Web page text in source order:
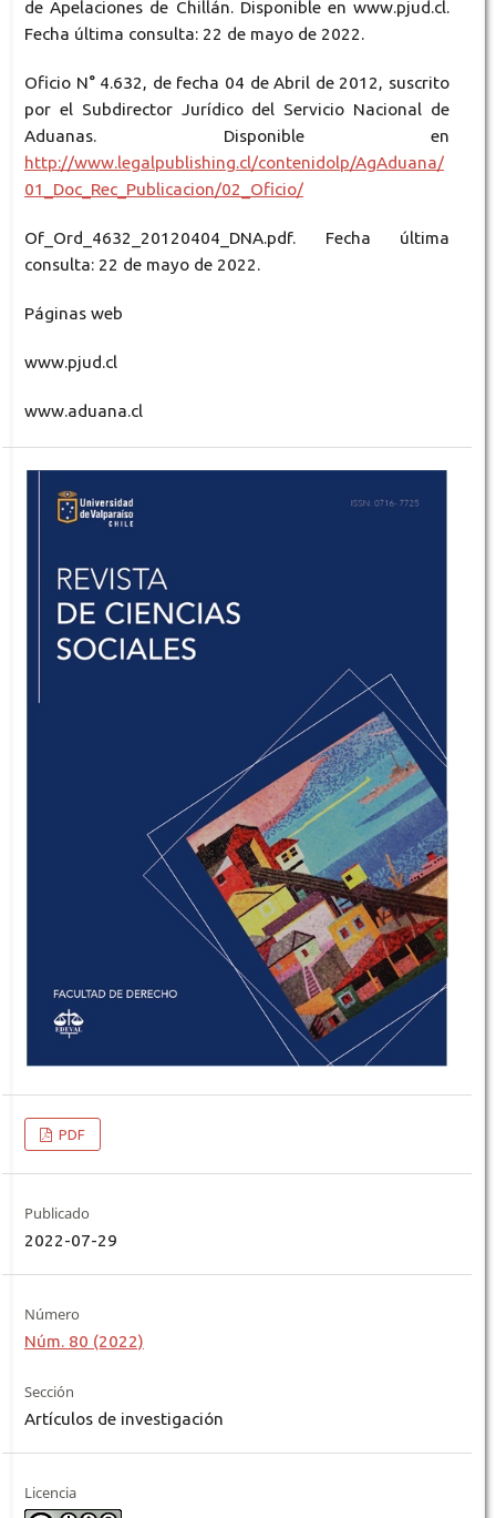
de Apelaciones de Chillán. Disponible en www.pjud.cl.
Fecha última consulta: 22 de mayo de 2022.
Oficio N° 4.632, de fecha 04 de Abril de 2012, suscrito
por el Subdirector Jurídico del Servicio Nacional de
Aduanas. Disponible en
http://www.legalpublishing.cl/contenidolp/AgAduana/
01_Doc_Rec_Publicacion/02_Oficio/
Of_Ord_4632_20120404_DNA.pdf. Fecha última
consulta: 22 de mayo de 2022.
Páginas web
www.pjud.cl
www.aduana.cl
PDF
Publicado
2022-07-29
Número
Núm. 80 (2022)
Sección
Artículos de investigación
Licencia